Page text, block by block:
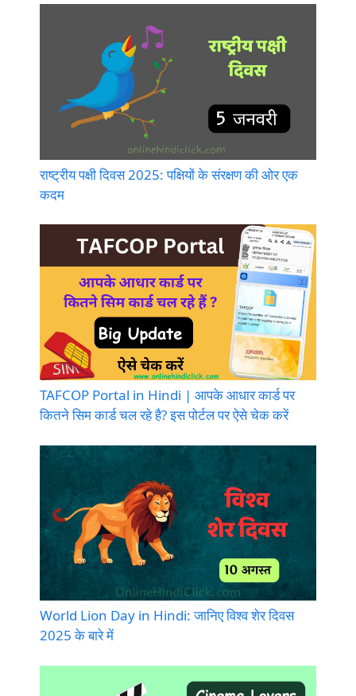
राष्ट्रीय पक्षी दिवस 2025: पक्षियों के संरक्षण की ओर एक
कदम
TAFCOP Portal in Hindi | आपके आधार कार्ड पर
कितने सिम कार्ड चल रहे है? इस पोर्टल पर ऐसे चेक करें
World Lion Day in Hindi: जानिए विश्व शेर दिवस
2025 के बारे में